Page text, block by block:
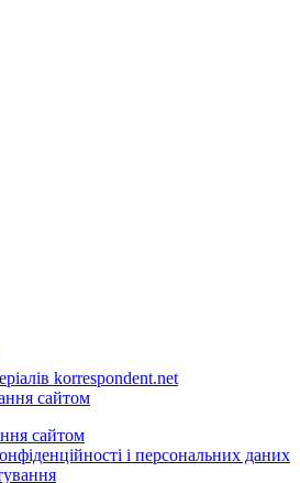
korrespondent.net
сайтом
сайтом
і персональних даних